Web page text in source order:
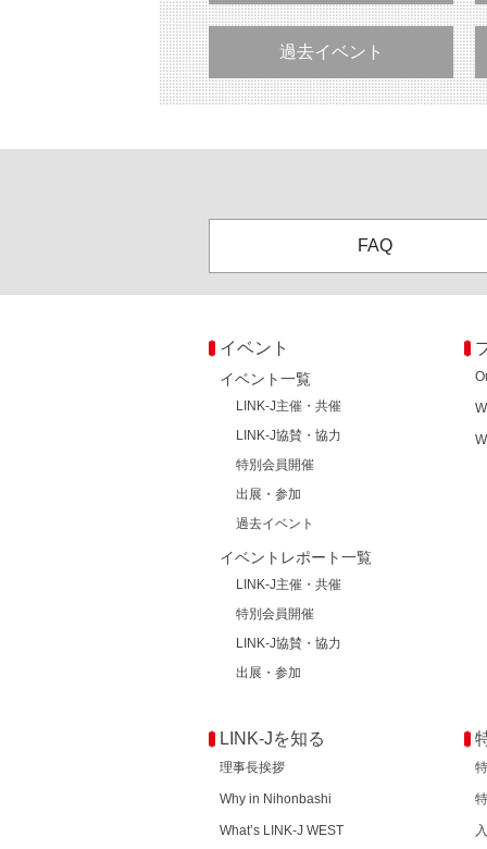
過去イベント
FAQ
イベント
イベント一覧
LINK-J主催・共催
LINK-J協賛・協力
特別会員開催
出展・参加
過去イベント
イベントレポート一覧
LINK-J主催・共催
特別会員開催
LINK-J協賛・協力
出展・参加
LINK-Jを知る
理事長挨拶
Why in Nihonbashi
What’s LINK-J WEST